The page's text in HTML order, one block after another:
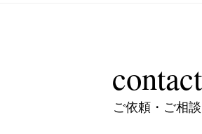
contact
ご依頼・ご相談